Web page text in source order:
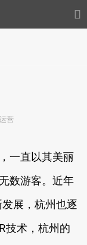

营
一直以其美丽
数游客。近年
展，杭州也逐
技术，杭州的